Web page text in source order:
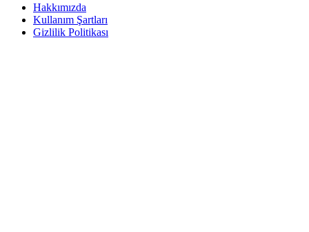
Hakkımızda
Kullanım Şartları
Gizlilik Politikası